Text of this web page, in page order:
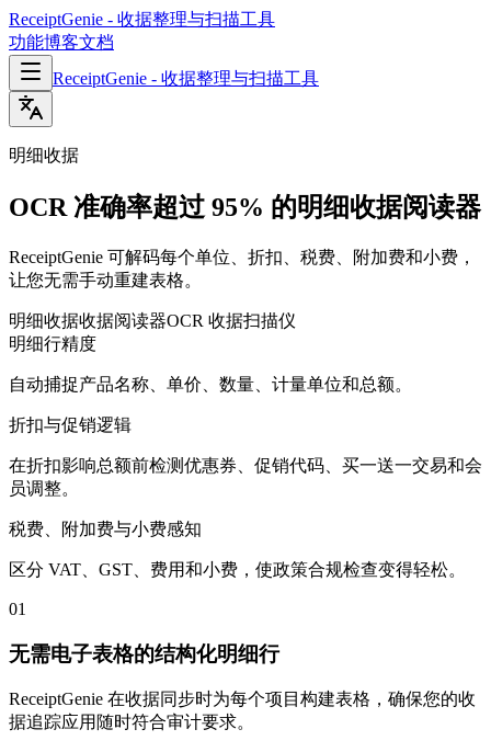
ReceiptGenie - 收据整理与扫描工具
功能博客文档
ReceiptGenie - 收据整理与扫描工具
明细收据
OCR 准确率超过 95% 的明细收据阅读器
ReceiptGenie 可解码每个单位、折扣、税费、附加费和小费，
让您无需手动重建表格。
明细收据收据阅读器OCR 收据扫描仪
明细行精度
自动捕捉产品名称、单价、数量、计量单位和总额。
折扣与促销逻辑
在折扣影响总额前检测优惠券、促销代码、买一送一交易和会
员调整。
税费、附加费与小费感知
区分 VAT、GST、费用和小费，使政策合规检查变得轻松。
01
无需电子表格的结构化明细行
ReceiptGenie 在收据同步时为每个项目构建表格，确保您的收
据追踪应用随时符合审计要求。